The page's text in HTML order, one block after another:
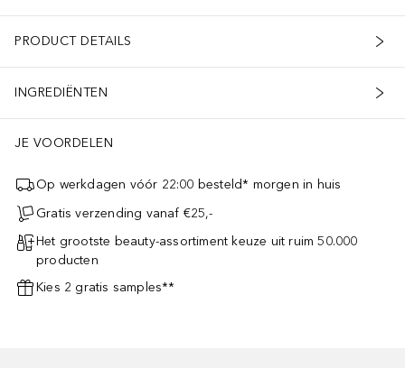
PRODUCT DETAILS
INGREDIËNTEN
JE VOORDELEN
Op werkdagen vóór 22:00 besteld* morgen in huis
Gratis verzending vanaf €25,-
Het grootste beauty-assortiment keuze uit ruim 50.000
producten
Kies 2 gratis samples**